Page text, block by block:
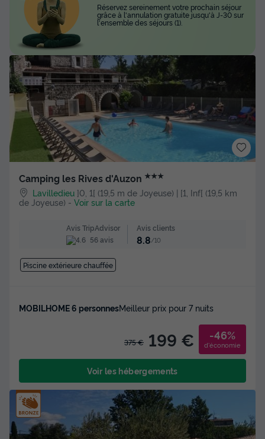
Camping les Rives d'Auzon ★★★
Lavilledieu ]0, 1[ (19,5 m de Joyeuse) | [1, Inf[ (19,5 km
de Joyeuse) - Voir sur la carte
Avis TripAdvisor
56 avis
Avis clients
8.8/10
Piscine extérieure chauffée
MOBILHOME 6 personnesMeilleur prix pour 7 nuits
375 € 199 € -46%
d'économie
Voir les hébergements
Réservez sereinement votre prochain séjour
grâce à l'annulation gratuite jusqu'à J-30 sur
l'ensemble des séjours (1).